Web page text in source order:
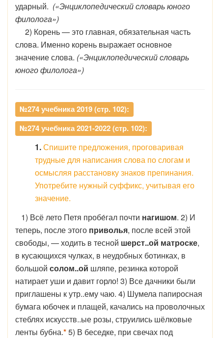
ударный. («Энциклопедический словарь юного
филолога»)
2) Корень — это главная, обязательная часть
слова. Именно корень выражает основное
значение слова. («Энциклопедический словарь
юного филолога»)
№274 учебника 2019 (стр. 102):
№274 учебника 2021-2022 (стр. 102):
1.Спишите предложения, проговаривая
трудные для написания слова по слогам и
осмысляя расстановку знаков препинания.
Употребите нужный суффикс, учитывая его
значение.
1) Всё лето Петя пробе́гал почти нагишом. 2) И
теперь, после этого приволья, после всей этой
свободы, — ходить в тесной шерст..ой матроске,
в кусающихся чулках, в неудобных ботинках, в
большой солом..ой шляпе, резинка которой
натирает уши и давит горло! 3) Все дачники были
приглашены к утр..ему чаю. 4) Шумела папиросная
бумага юбочек и плащей, качались на проволочных
стеблях искусств..ые розы, струились шёлковые
ленты бубна.*5) В беседке, при свечах под